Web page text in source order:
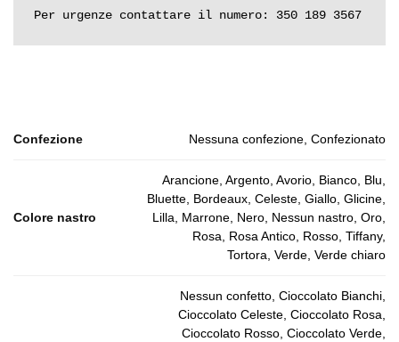
Per urgenze contattare il numero: 350 189 3567
Confezione Nessuna confezione, Confezionato
Colore nastro
Arancione, Argento, Avorio, Bianco, Blu,
Bluette, Bordeaux, Celeste, Giallo, Glicine,
Lilla, Marrone, Nero, Nessun nastro, Oro,
Rosa, Rosa Antico, Rosso, Tiffany,
Tortora, Verde, Verde chiaro
Nessun confetto, Cioccolato Bianchi,
Cioccolato Celeste, Cioccolato Rosa,
Cioccolato Rosso, Cioccolato Verde,